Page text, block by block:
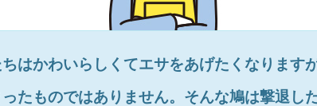
はかわいらしくてエサをあげたくなります
たものではありません。そんな鳩は撃退し